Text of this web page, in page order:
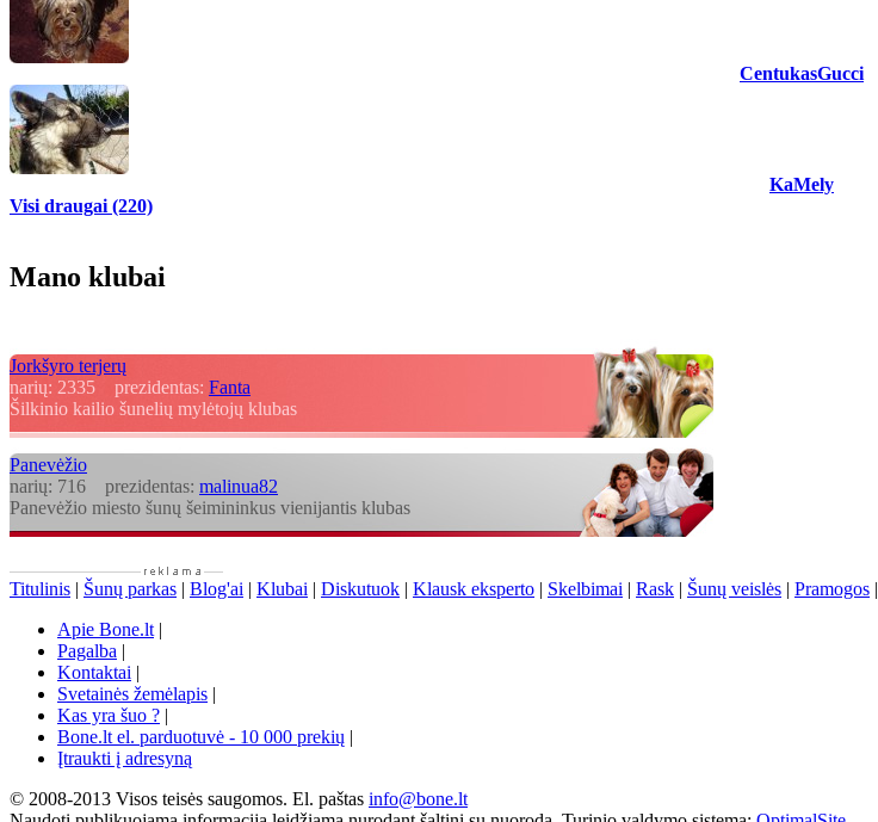
CentukasGucci
KaMely
Visi draugai (220)
Mano klubai
Jorkšyro terjerų
narių: 2335 prezidentas: Fanta
Šilkinio kailio šunelių mylėtojų klubas
Panevėžio
narių: 716 prezidentas: malinua82
Panevėžio miesto šunų šeimininkus vienijantis klubas
Titulinis | Šunų parkas | Blog'ai | Klubai | Diskutuok | Klausk eksperto | Skelbimai | Rask | Šunų veislės | Pramogos |
Apie Bone.lt |
Pagalba |
Kontaktai |
Svetainės žemėlapis |
Kas yra šuo ? |
Bone.lt el. parduotuvė - 10 000 prekių |
Įtraukti į adresyną
© 2008-2013 Visos teisės saugomos. El. paštas info@bone.lt